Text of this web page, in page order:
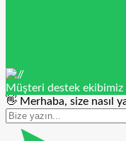
Müşteri destek ekibimiz
👋 Merhaba, size nasıl